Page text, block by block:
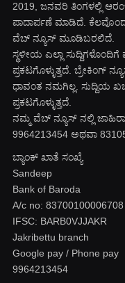
2019, ಜನವರಿ‌ ತಿಂಗಳಲ್ಲಿ
ಪಾದಾರ್ಪಣೆ ಮಾಡಿದೆ.
ವೆಬ್ ನ್ಯೂಸ್ ಮೂಡಿಬರಲಿದೆ.
ಸ್ಥಳೀಯ ಎಲ್ಲಾ
ಪ್ರಕಟಗೊಳ್ಳುತ್ತದೆ. ಬ್ರೇಕಿಂಗ್
ಧಾವಂತ ನಮಗಿಲ್ಲ. ಸುದ್ದಿಯ
ಪ್ರಕಟಗೊಳ್ಳುತ್ತದೆ.
ನಮ್ಮ ವೆಬ್ ನ್ಯೂಸ್ ನಲ್ಲಿ
9964213454 ಅಥವಾ
ಬ್ಯಾಂಕ್ ಖಾತೆ ಸಂಖ್ಯೆ
Sandeep
Bank of Baroda
A/c no: 83700100006708
IFSC: BARB0VJJAKR
Jakribettu branch
Google pay / Phone pay
9964213454